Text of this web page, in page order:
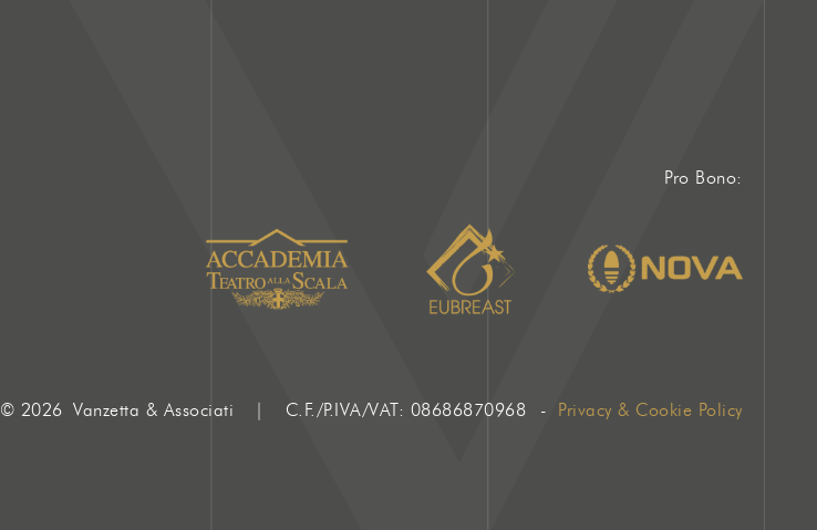
Pro Bono:
© 2026 Vanzetta & Associati | C.F./P.IVA/VAT: 08686870968 Privacy & Cookie Policy